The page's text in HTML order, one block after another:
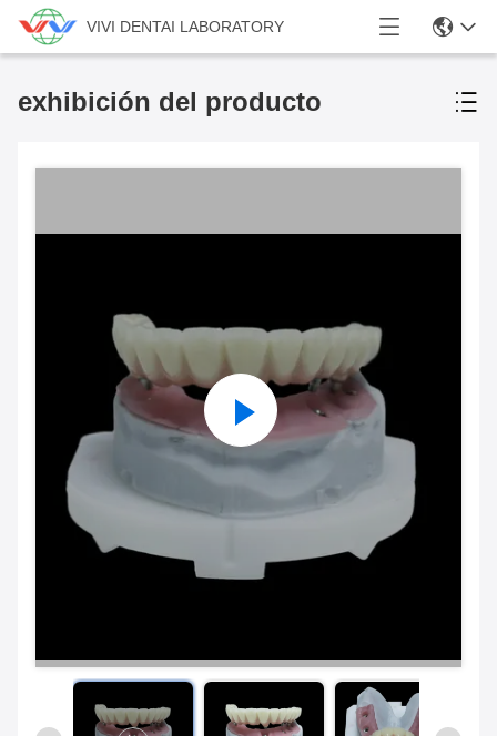
VIVI DENTAI LABORATORY
exhibición del producto